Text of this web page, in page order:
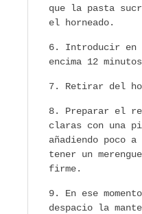
que la pasta
el horneado.
Introducir en
encima 12
Retirar del
Preparar el
claras con una
añadiendo poco
tener un
firme.
En ese
despacio la